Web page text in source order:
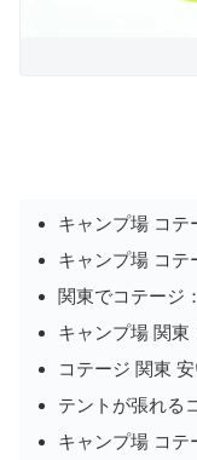
キャンプ場 コテ
キャンプ場 コテ
関東でコテージ
キャンプ場 関東
コテージ 関東
テントが張れる
キャンプ場 コテ